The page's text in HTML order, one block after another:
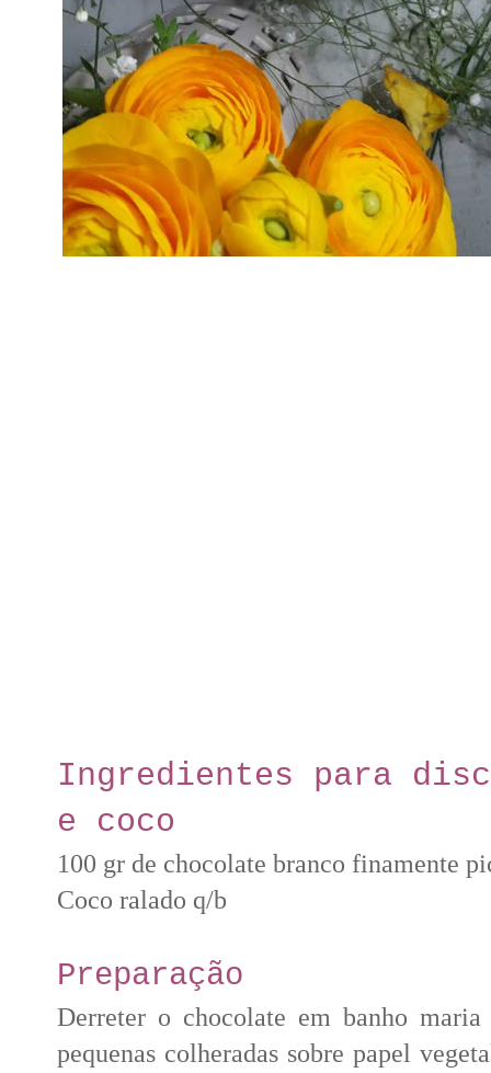
Ingredientes para
e coco
100 gr de chocolate branco finamente
Coco ralado q/b
Preparação
Derreter o chocolate em banho
pequenas colheradas sobre papel